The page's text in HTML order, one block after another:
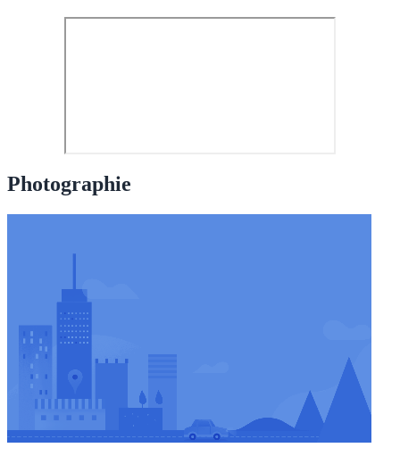
Photographie